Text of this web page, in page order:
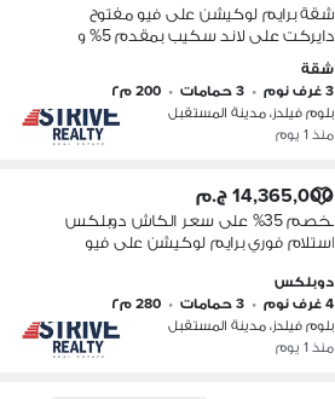
شقة برايم لوكيشن على فيو مفتوح
دايركت على لاند سكيب بمقدم 5% و
كمبوند "بلوم فيلدز" (Bloom Fields)
شقة
3 غرف نوم
• 3 حمامات • 200 م٢
بلوم فيلدز، مدينة المستقبل
منذ 1 يوم
14,365,000 ج.م
بخصم 35% على سعر الكاش دوبلكس
استلام فوري برايم لوكيشن على فيو
كمبوند "بلوم فيلدز" (Bloom Fields)
دوبلكس
4 غرف نوم
• 3 حمامات • 280 م٢
بلوم فيلدز، مدينة المستقبل
منذ 1 يوم